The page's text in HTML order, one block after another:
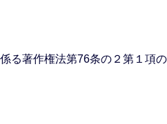
著作権法第76条の２第１項の